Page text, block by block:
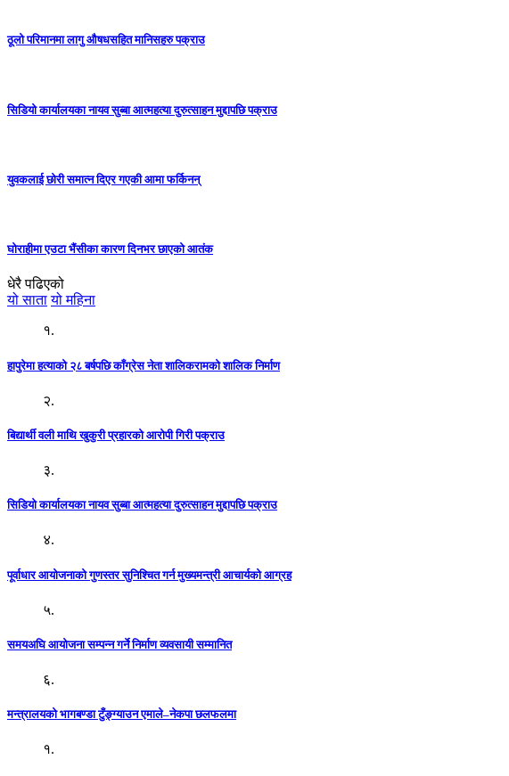
ठूलो परिमानमा लागु औषधसहित मानिसहरु पक्राउ
सिडियो कार्यालयका नायव सुब्बा आत्महत्या दुरुत्साहन मुद्दापछि पक्राउ
युवकलाई छोरी समात्न दिएर गएकी आमा फर्किनन्
घोराहीमा एउटा भैंसीका कारण दिनभर छाएको आतंक
धेरै पढिएको
यो साता यो महिना
१.
हापुरेमा हत्याको २८ बर्षपछि काँग्रेस नेता शालिकरामको शालिक निर्माण
२.
बिद्यार्थी वली माथि खुकुरी प्रहारको आरोपी गिरी पक्राउ
३.
सिडियो कार्यालयका नायव सुब्बा आत्महत्या दुरुत्साहन मुद्दापछि पक्राउ
४.
पूर्वाधार आयोजनाको गुणस्तर सुनिश्चित गर्न मुख्यमन्त्री आचार्यको आग्रह
५.
समयअघि आयोजना सम्पन्न गर्ने निर्माण व्यवसायी सम्मानित
६.
मन्त्रालयको भागबण्डा टुँङ्ग्याउन एमाले–नेकपा छलफलमा
१.